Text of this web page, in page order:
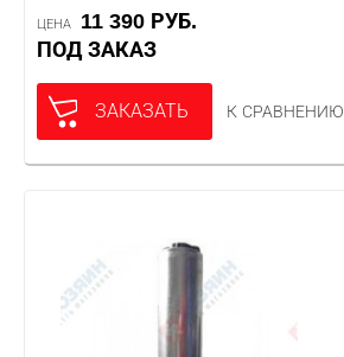
ЦЕНА
11 390 РУБ.
ПОД ЗАКАЗ
ЗАКАЗАТЬ К СРАВНЕНИЮ